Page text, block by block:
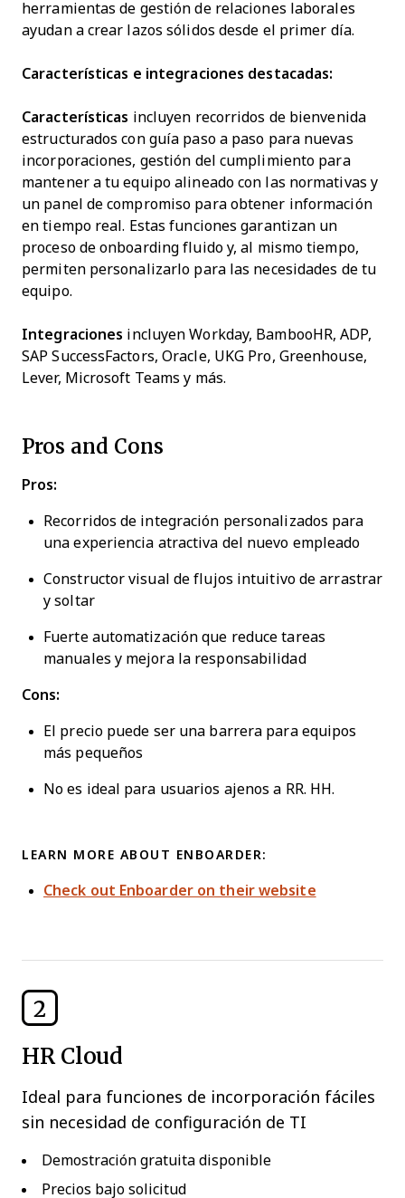
herramientas de gestión de relaciones laborales
ayudan a crear lazos sólidos desde el primer día.
Características e integraciones destacadas:
Características incluyen recorridos de bienvenida
estructurados con guía paso a paso para nuevas
incorporaciones, gestión del cumplimiento para
mantener a tu equipo alineado con las normativas y
un panel de compromiso para obtener información
en tiempo real. Estas funciones garantizan un
proceso de onboarding fluido y, al mismo tiempo,
permiten personalizarlo para las necesidades de tu
equipo.
Integraciones incluyen Workday, BambooHR, ADP,
SAP SuccessFactors, Oracle, UKG Pro, Greenhouse,
Lever, Microsoft Teams y más.
Pros and Cons
Pros:
Recorridos de integración personalizados para
una experiencia atractiva del nuevo empleado
Constructor visual de flujos intuitivo de arrastrar
y soltar
Fuerte automatización que reduce tareas
manuales y mejora la responsabilidad
Cons:
El precio puede ser una barrera para equipos
más pequeños
No es ideal para usuarios ajenos a RR. HH.
LEARN MORE ABOUT ENBOARDER:
Check out Enboarder on their website
2
HR Cloud
Ideal para funciones de incorporación fáciles
sin necesidad de configuración de TI
Demostración gratuita disponible
Precios bajo solicitud